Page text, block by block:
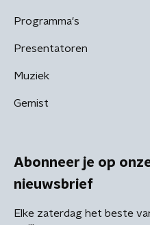
Programma's
Presentatoren
Muziek
Gemist
Abonneer je op
nieuwsbrief
Elke zaterdag het beste